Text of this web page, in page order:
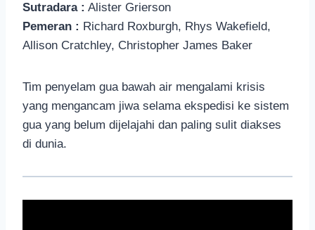
Sutradara : Alister Grierson
Pemeran : Richard Roxburgh, Rhys Wakefield,
Allison Cratchley, Christopher James Baker
Tim penyelam gua bawah air mengalami krisis
yang mengancam jiwa selama ekspedisi ke sistem
gua yang belum dijelajahi dan paling sulit diakses
di dunia.